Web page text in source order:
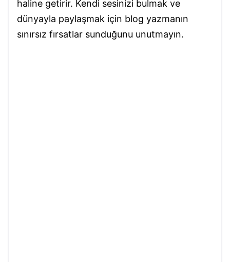
haline getirir. Kendi sesinizi bulmak ve
dünyayla paylaşmak için blog yazmanın
sınırsız fırsatlar sunduğunu unutmayın.